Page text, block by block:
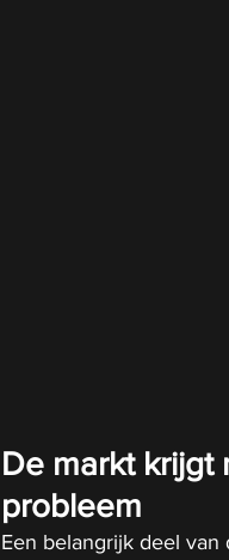
De markt krijgt
probleem
Een belangrijk deel